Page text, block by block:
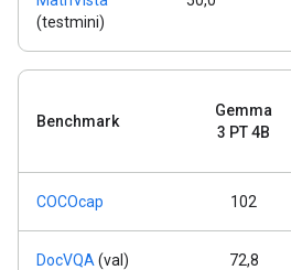
(testmini)
Benchmark
Gemma
3 PT 4B
COCOcap 102
DocVQA (val) 72,8